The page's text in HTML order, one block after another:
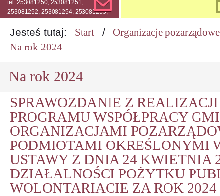
tel. 253081250, 253081251,
253081252, 253081254, 253081255,
Jesteś tutaj: Start /
Organizacje pozarządowe
Na rok 2024
Na rok 2024
SPRAWOZDANIE Z
PROGRAMU WSPÓŁPRACY
ORGANIZACJAMI
PODMIOTAMI OKREŚLONYMI
USTAWY Z DNIA 24 KWIETNIA
DZIAŁALNOŚCI POŻYTKU
WOLONTARIACIE ZA ROK 2024